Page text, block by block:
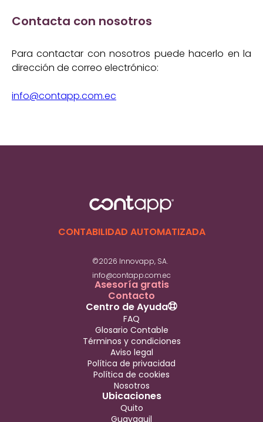
Contacta con nosotros
Para contactar con nosotros puede hacerlo en la
dirección de correo electrónico:
info@contapp.com.ec
CONTABILIDAD AUTOMATIZADA
©2026 Innovapp, SA.
info@contapp.com.ec
Asesoría gratis
Contacto
Ubicaciones
Quito
Guayaquil
Centro de Ayuda
FAQ
Glosario Contable
Términos y condiciones
Aviso legal
Política de privacidad
Política de cookies
Nosotros